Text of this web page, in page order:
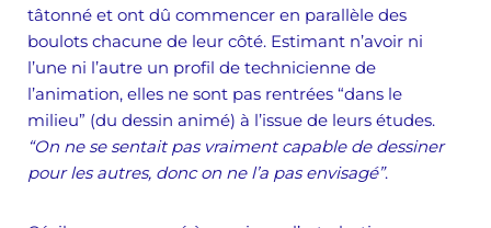
tâtonné et ont dû commencer en parallèle des
boulots chacune de leur côté. Estimant n’avoir ni
l’une ni l’autre un profil de technicienne de
l’animation, elles ne sont pas rentrées “dans le
milieu” (du dessin animé) à l’issue de leurs études.
“On ne se sentait pas vraiment capable de dessiner
pour les autres, donc on ne l’a pas envisagé”.